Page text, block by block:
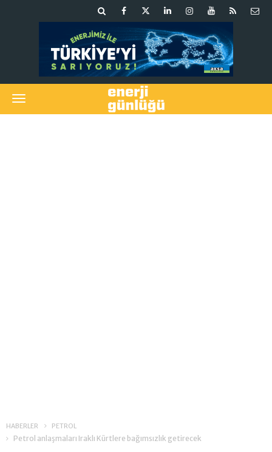
HABERLER PETROL
Petrol anlaşmaları Iraklı Kürtlere bağımsızlık getirecek